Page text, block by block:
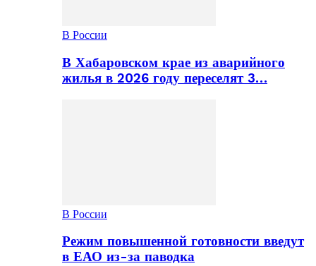
В России
В Хабаровском крае из аварийного
жилья в 2026 году переселят 3…
В России
Режим повышенной готовности введут
в ЕАО из-за паводка